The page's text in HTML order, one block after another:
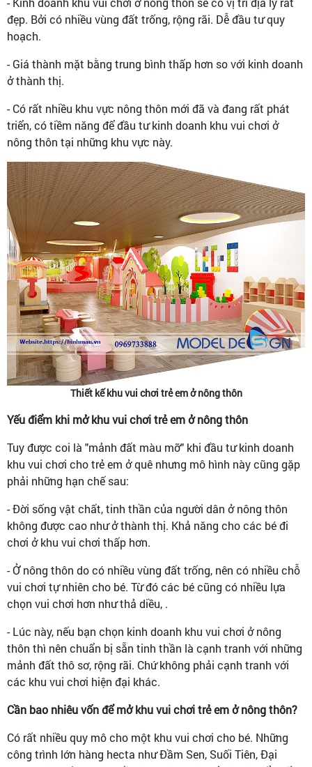
đẹp. Bởi có nhiều vùng đất trống, rộng rãi. Dễ đầu tư quy
hoạch.
- Giá thành mặt bằng trung bình thấp hơn so với kinh doanh
ở thành thị.
- Có rất nhiều khu vực nông thôn mới đã và đang rất phát
triển, có tiềm năng để đầu tư kinh doanh khu vui chơi ở
nông thôn tại những khu vực này.
Thiết kế khu vui chơi trẻ em ở nông thôn
Yếu điểm khi mở khu vui chơi trẻ em ở nông thôn
Tuy được coi là "mảnh đất màu mỡ" khi đầu tư kinh doanh
khu vui chơi cho trẻ em ở quê nhưng mô hình này cũng gặp
phải những hạn chế sau:
- Đời sống vật chất, tinh thần của người dân ở nông thôn
không được cao như ở thành thị. Khả năng cho các bé đi
chơi ở khu vui chơi thấp hơn.
- Ở nông thôn do có nhiều vùng đất trống, nên có nhiều chỗ
vui chơi tự nhiên cho bé. Từ đó các bé cũng có nhiều lựa
chọn vui chơi hơn như thả diều, .
- Lúc này, nếu bạn chọn kinh doanh khu vui chơi ở nông
thôn thì nên chuẩn bị sẵn tinh thần là cạnh tranh với những
mảnh đất thô sơ, rộng rãi. Chứ không phải cạnh tranh với
các khu vui chơi hiện đại khác.
Cần bao nhiêu vốn để mở khu vui chơi trẻ em ở nông thôn?
Có rất nhiều quy mô cho một khu vui chơi cho bé. Những
công trình lớn hàng hecta như Đầm Sen, Suối Tiên, Đại